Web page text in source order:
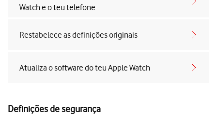
Watch e o teu telefone
Restabelece as definições originais
Atualiza o software do teu Apple Watch
Definições de segurança